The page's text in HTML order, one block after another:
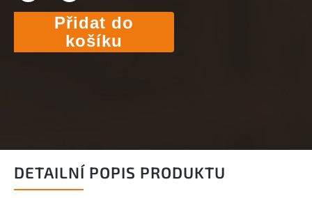
Přidat do
košíku
DETAILNÍ POPIS PRODUKTU